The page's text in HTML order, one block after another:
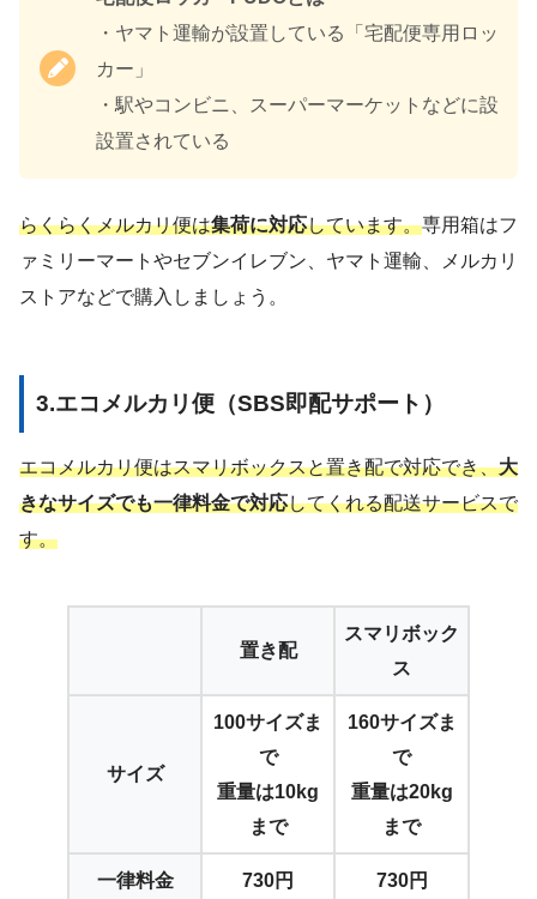
・ヤマト運輸が設置している「宅配便専用ロッ
カー」
・駅やコンビニ、スーパーマーケットなどに設
設置されている
らくらくメルカリ便は集荷に対応しています。専用箱はフ
ァミリーマートやセブンイレブン、ヤマト運輸、メルカリ
ストアなどで購入しましょう。
3.エコメルカリ便（SBS即配サポート）
エコメルカリ便はスマリボックスと置き配で対応でき、大
きなサイズでも一律料金で対応してくれる配送サービスで
す。
置き配
スマリボック
ス
サイズ
100サイズま
で
重量は10kg
まで
160サイズま
で
重量は20kg
まで
一律料金 730円 730円